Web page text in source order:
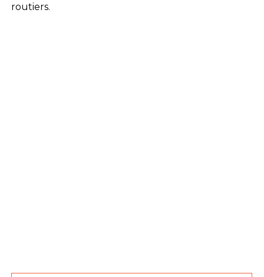
routiers.